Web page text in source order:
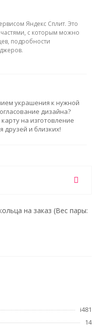
Яндекс Сплит. Это
с которым можно
подробности
украшения к нужной
дизайна?
на изготовление
друзей и близких!
на заказ (Вес пары:
i481
14